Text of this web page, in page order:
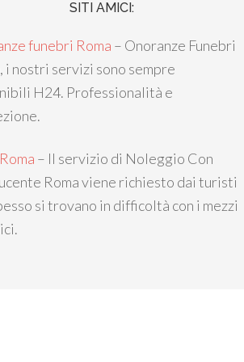
SITI AMICI:
funebri Roma – Onoranze Funebri
i nostri servizi sono sempre
H24. Professionalità e
– Il servizio di Noleggio Con
Roma viene richiesto dai turisti
si trovano in difficoltà con i mezzi